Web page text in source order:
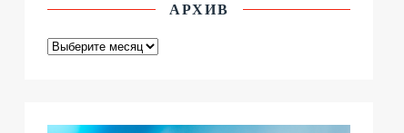
АРХИВ